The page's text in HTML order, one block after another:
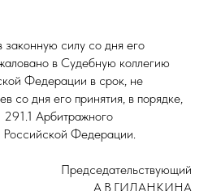
законную силу со дня его
в Судебную коллегию
Федерации в срок, не
со дня его принятия, в порядке,
291.1 Арбитражного
Российской Федерации.
Председательствующий
А.В.ГИДАНКИНА